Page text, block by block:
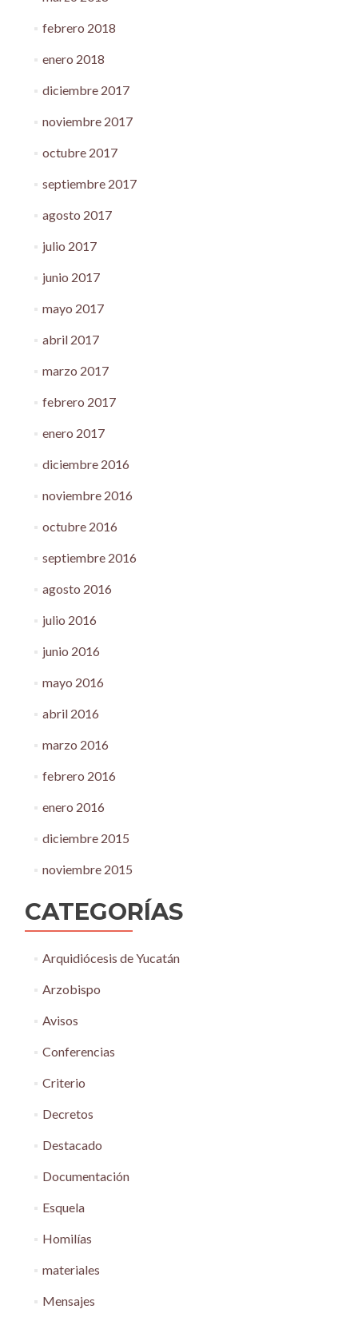
febrero 2018
enero 2018
diciembre 2017
noviembre 2017
octubre 2017
septiembre 2017
agosto 2017
julio 2017
junio 2017
mayo 2017
abril 2017
marzo 2017
febrero 2017
enero 2017
diciembre 2016
noviembre 2016
octubre 2016
septiembre 2016
agosto 2016
julio 2016
junio 2016
mayo 2016
abril 2016
marzo 2016
febrero 2016
enero 2016
diciembre 2015
noviembre 2015
CATEGORÍAS
Arquidiócesis de Yucatán
Arzobispo
Avisos
Conferencias
Criterio
Decretos
Destacado
Documentación
Esquela
Homilías
materiales
Mensajes